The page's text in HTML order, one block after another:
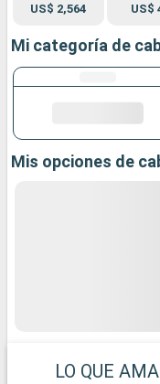
US$ 2,564 US$
Mi categoría de
Mis opciones de
LO QUE